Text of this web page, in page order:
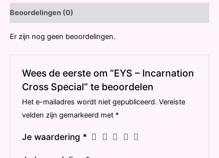
Beoordelingen (0)
Er zijn nog geen beoordelingen.
Wees de eerste om “EYS – Incarnation
Cross Special” te beoordelen
Het e-mailadres wordt niet gepubliceerd. Vereiste
velden zijn gemarkeerd met *
Je waardering *